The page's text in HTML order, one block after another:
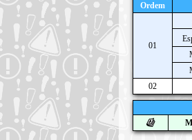
Ordem
01
02